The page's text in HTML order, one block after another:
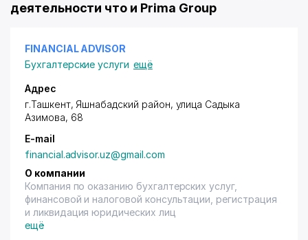
деятельности что и Prima Group
FINANCIAL ADVISOR
Бухгалтерские услуги ещё
Адрес
г.Ташкент, Яшнабадский район, улица Садыка
Азимова, 68
E-mail
financial.advisor.uz@gmail.com
О компании
Компания по оказанию бухгалтерских услуг,
финансовой и налоговой консультации, регистрация
и ликвидация юридических лиц
ещё